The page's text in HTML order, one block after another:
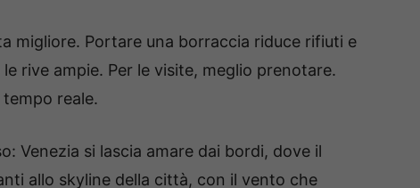
migliore. Portare una borraccia riduce rifiuti e
rive ampie. Per le visite, meglio prenotare.
reale.
Venezia si lascia amare dai bordi, dove il
allo skyline della città, con il vento che